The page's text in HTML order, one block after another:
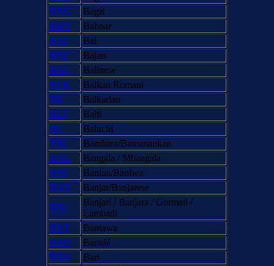
BAG
Bagri
BHN
Bahnar
BAI
Bai
BAJ
Bajau
BAL
Balinese
BLK
Balkan Romani
BK
Balkarian
BLT
Balti
BC
Baluchi
BM
Bambara/Bamanankan
BNG
Bangala / Mbangala
BNI
Baniua/Baniwa
BAN
Banjar/Banjarese
BNJ
Banjari / Banjara / Gormati /
Lambadi
BNT
Bantawa
BAO
Baoulé
BAR
Bari